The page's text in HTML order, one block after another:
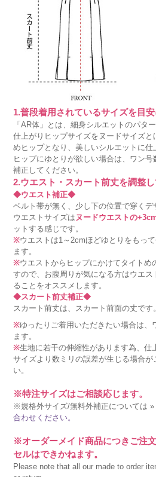
1.普段着用されているサイズを目
「AR体」とは、細身シルエットのパター
仕上がりヒップサイズをヌードサイズと
めヒップとなり、美しいシルエットに仕
ヒップにゆとりが欲しい場合は、ワン
補正してください。
2.ウエスト・スカート前丈を調整し
◆ウエスト補正◆
ベルト帯が無く、少し下の位置で穿くデ
ウエストサイズは ヌードウエストの
ットする感じです。
※ウエストは1～2cmほどゆとりをもっ
ます。
※ウエストからヒップにかけてタイトめ
すので、お腹周りが気になる方はウエ
ることをオススメします。
◆スカート前丈補正◆
スカート前丈は、スカート前面の丈です。
※ゆったりご着用いただきたい場合は、
ます。
※生地に若干の伸縮性があります為、仕
サイズより数ミリの誤差が生じる場合が
い。
※特注サイズはご相談応じます。
※規格外サイズ/無料外補正については »
合わせください。
※オーダーメイド商品につきご注
セルはできかねます。
Please note that all our made to order